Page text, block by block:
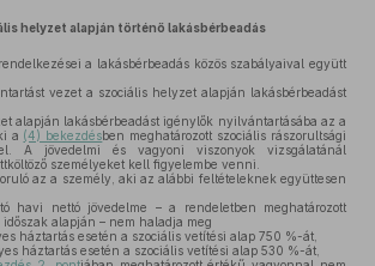
helyzet alapján történő lakásbérbeadás
a lakásbérbeadás közös szabályaival együtt
vezet a szociális helyzet alapján lakásbérbeadást
alapján lakásbérbeadást igénylők nyilvántartásába az a
a (4) bekezdésben meghatározott szociális rászorultsági
A jövedelmi és vagyoni viszonyok vizsgálatánál
személyeket kell figyelembe venni.
az a személy, aki az alábbi feltételeknek együttesen
havi nettó jövedelme – a rendeletben meghatározott
alapján – nem haladja meg
háztartás esetén a szociális vetítési alap 750 %-át,
háztartás esetén a szociális vetítési alap 530 %-át,